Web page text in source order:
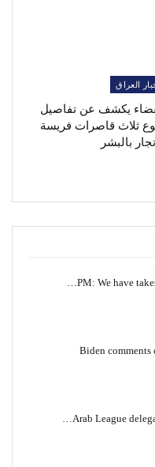
العراق
يكشف عن تفاصيل
ثلاث قاصرات فريسة
بالبشر
PM: We have
Biden comments
Arab League